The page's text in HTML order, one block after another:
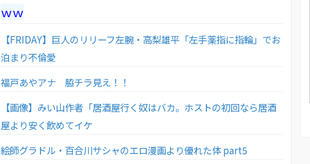
ｗｗ
【FRIDAY】巨人のリリーフ左腕・高梨雄平「左手薬指に指輪」でお
泊まり不倫愛
福戸あやアナ 脇チラ見え！！
【画像】みい山作者「居酒屋行く奴はバカ。ホストの初回なら居酒
屋より安く飲めてイケ
絵師グラドル・百合川サシャのエロ漫画より優れた体 part5